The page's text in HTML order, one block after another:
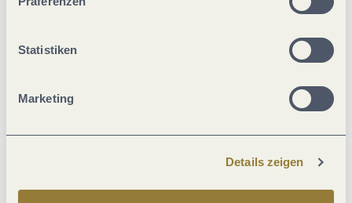
Statistiken
Marketing
Details zeigen
16 °C | 33 °C